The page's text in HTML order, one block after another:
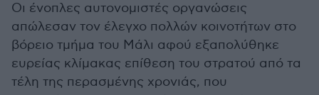
Οι ένοπλες αυτονομιστές οργανώσεις
απώλεσαν τον έλεγχο πολλών κοινοτήτων στο
βόρειο τμήμα του Μάλι αφού εξαπολύθηκε
ευρείας κλίμακας επίθεση του στρατού από τα
τέλη της περασμένης χρονιάς, που